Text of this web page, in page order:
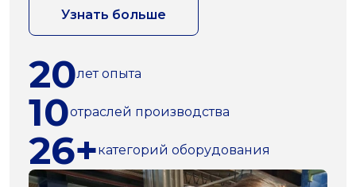
Узнать больше
20лет опыта
10отраслей производства
26+категорий оборудования